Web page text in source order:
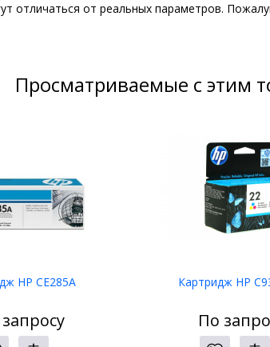
отличаться от реальных параметров.
Просматриваемые с этим
HP CE285A Картридж HP
По